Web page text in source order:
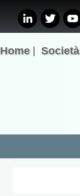
Home Società